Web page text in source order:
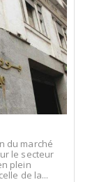
du marché
le secteur
plein
de la...